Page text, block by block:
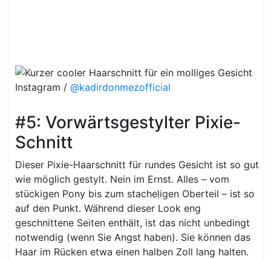
Instagram / @kadirdonmezofficial
#5: Vorwärtsgestylter Pixie-
Schnitt
Dieser Pixie-Haarschnitt für rundes Gesicht ist so gut
wie möglich gestylt. Nein im Ernst. Alles – vom
stückigen Pony bis zum stacheligen Oberteil – ist so
auf den Punkt. Während dieser Look eng
geschnittene Seiten enthält, ist das nicht unbedingt
notwendig (wenn Sie Angst haben). Sie können das
Haar im Rücken etwa einen halben Zoll lang halten.